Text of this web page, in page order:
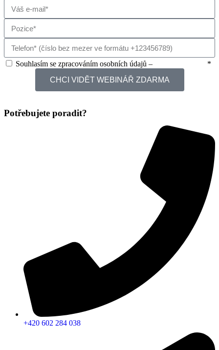
Souhlasím se zpracováním osobních údajů –
*
CHCI VIDĚT WEBINÁŘ ZDARMA
Potřebujete poradit?
+420 602 284 038